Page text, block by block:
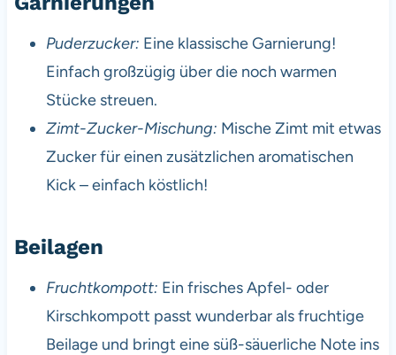
Puderzucker: Eine klassische Garnierung!
Einfach großzügig über die noch warmen
Stücke streuen.
Zimt-Zucker-Mischung: Mische Zimt mit etwas
Zucker für einen zusätzlichen aromatischen
Kick – einfach köstlich!
Beilagen
Fruchtkompott: Ein frisches Apfel- oder
Kirschkompott passt wunderbar als fruchtige
Beilage und bringt eine süß-säuerliche Note ins